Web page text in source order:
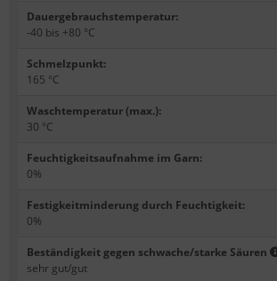
Dauergebrauchstemperatur:
-40 bis +80 °C
Schmelzpunkt:
165 °C
Waschtemperatur (max.):
30 °C
Feuchtigkeitsaufnahme im Garn:
0%
Festigkeitminderung durch Feuchtigkeit:
0%
Beständigkeit gegen schwache/starke Säuren
sehr gut/gut